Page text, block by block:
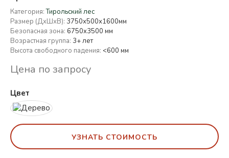
Категория: Тирольский лес
Размер (ДхШхВ): 3750х500х1600мм
Безопасная зона: 6750x3500 мм
Возрастная группа: 3+ лет
Высота свободного падения: <600 мм
Цена по запросу
Цвет
УЗНАТЬ СТОИМОСТЬ